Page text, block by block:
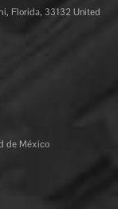
Florida, 33132 United
de México